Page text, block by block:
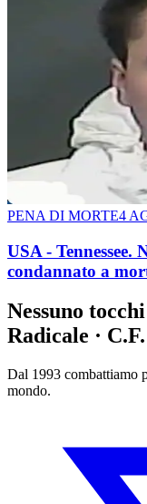
PENA DI MORTE4
USA -
condannato a
Nessuno
Radicale ·
Dal 1993 combattiamo
mondo.